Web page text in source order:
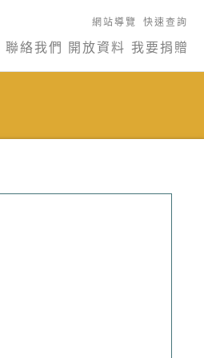
網站導覽 快速查詢
聯絡我們 開放資料 我要捐贈